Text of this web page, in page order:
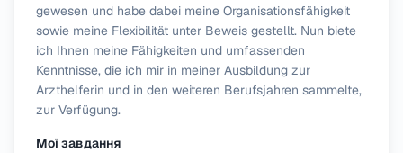
gewesen und habe dabei meine Organisationsfähigkeit
sowie meine Flexibilität unter Beweis gestellt. Nun biete
ich Ihnen meine Fähigkeiten und umfassenden
Kenntnisse, die ich mir in meiner Ausbildung zur
Arzthelferin und in den weiteren Berufsjahren sammelte,
zur Verfügung.
Мої завдання